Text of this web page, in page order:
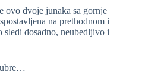
ovo dvoje junaka sa gornje
na prethodnom i
dosadno, neubedljivo i